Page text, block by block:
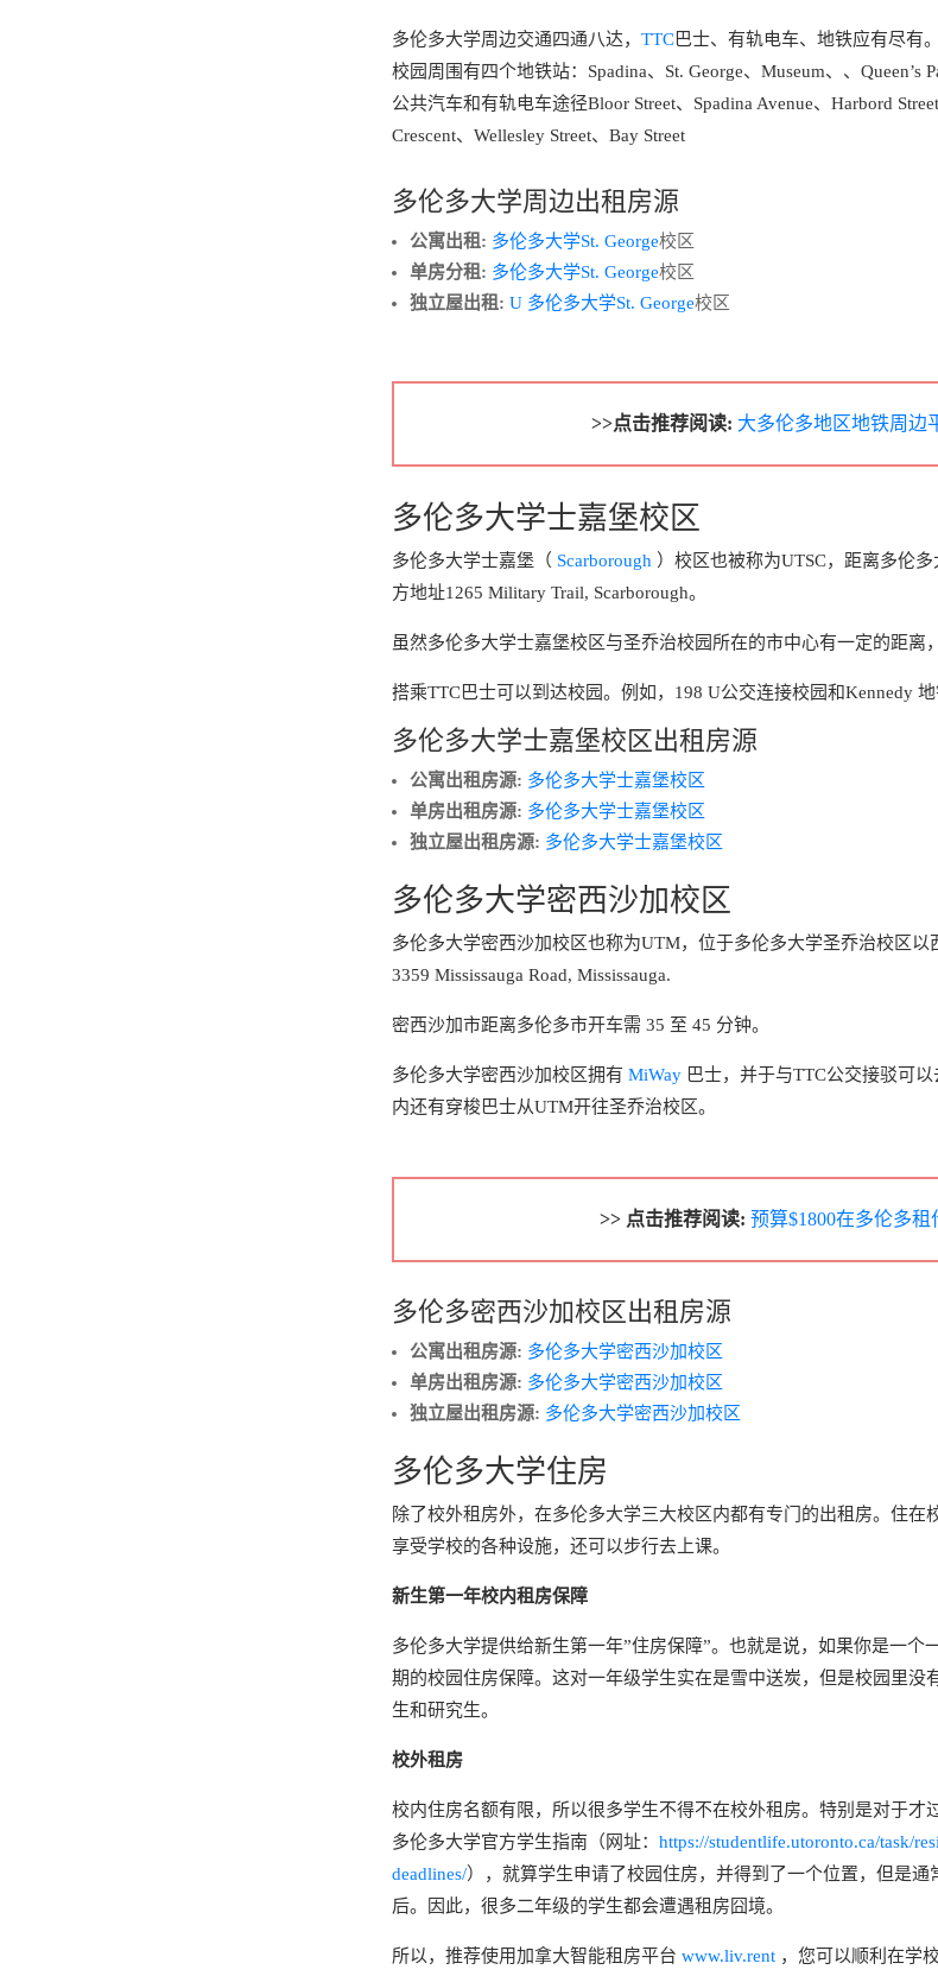
多伦多大学周边交通四通八达， TTC巴士、有轨电车、地铁应有尽有。
校园周围有四个地铁站：Spadina、St. George、Museum、、Queen’s
公共汽车和有轨电车途径Bloor Street、Spadina Avenue、Harbord
Crescent、Wellesley Street、Bay Street
多伦多大学周边出租房源
公寓出租: 多伦多大学St. George校区
单房分租: 多伦多大学St. George校区
独立屋出租: U 多伦多大学St. George校区
>>点击推荐阅读: 大多伦多地区地铁周边
多伦多大学士嘉堡校区
多伦多大学士嘉堡（ Scarborough ）校区也被称为UTSC，距离多伦
方地址1265 Military Trail, Scarborough。
虽然多伦多大学士嘉堡校区与圣乔治校园所在的市中心有一定的距离
搭乘TTC巴士可以到达校园。例如，198 U公交连接校园和Kennedy 地
多伦多大学士嘉堡校区出租房源
公寓出租房源: 多伦多大学士嘉堡校区
单房出租房源: 多伦多大学士嘉堡校区
独立屋出租房源: 多伦多大学士嘉堡校区
多伦多大学密西沙加校区
多伦多大学密西沙加校区也称为UTM，位于多伦多大学圣乔治校区以
3359 Mississauga Road, Mississauga.
密西沙加市距离多伦多市开车需 35 至 45 分钟。
多伦多大学密西沙加校区拥有 MiWay巴士，并于与TTC公交接驳可
内还有穿梭巴士从UTM开往圣乔治校区。
>> 点击推荐阅读: 预算$1800在多伦多租
多伦多密西沙加校区出租房源
公寓出租房源: 多伦多大学密西沙加校区
单房出租房源: 多伦多大学密西沙加校区
独立屋出租房源: 多伦多大学密西沙加校区
多伦多大学住房
除了校外租房外，在多伦多大学三大校区内都有专门的出租房。住在
享受学校的各种设施，还可以步行去上课。
新生第一年校内租房保障
多伦多大学提供给新生第一年”住房保障”。也就是说，如果你是一个
期的校园住房保障。这对一年级学生实在是雪中送炭，但是校园里没
生和研究生。
校外租房
校内住房名额有限，所以很多学生不得不在校外租房。特别是对于才
多伦多大学官方学生指南（网址： https://studentlife.utoronto.ca/task/
deadlines/），就算学生申请了校园住房，并得到了一个位置，但是
后。因此，很多二年级的学生都会遭遇租房囧境。
所以，推荐使用加拿大智能租房平台 www.liv.rent，您可以顺利在学